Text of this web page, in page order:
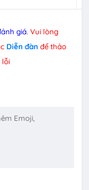
giá. Vui lòng
Diễn đàn để thảo
lỗi